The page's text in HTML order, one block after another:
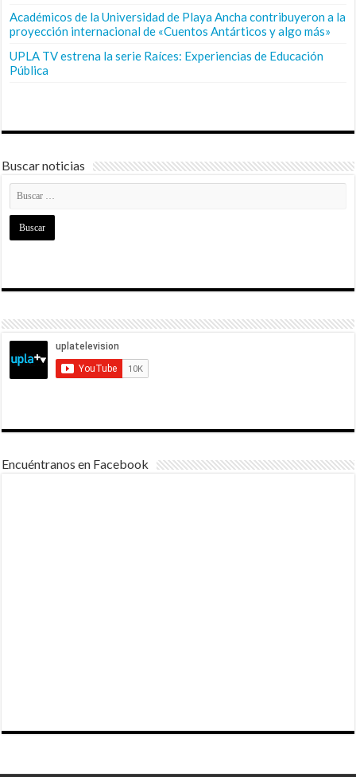
Académicos de la Universidad de Playa Ancha contribuyeron a la
proyección internacional de «Cuentos Antárticos y algo más»
UPLA TV estrena la serie Raíces: Experiencias de Educación
Pública
Buscar noticias
Encuéntranos en Facebook